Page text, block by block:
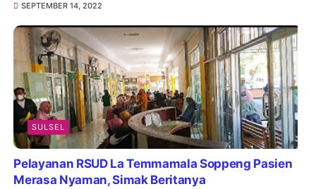
SEPTEMBER 14, 2022
SULSEL
Pelayanan RSUD La Temmamala Soppeng Pasien
Merasa Nyaman, Simak Beritanya